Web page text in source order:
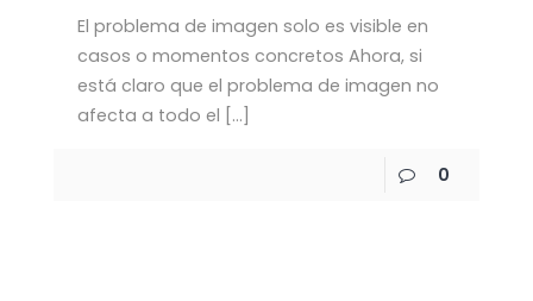
El problema de imagen solo es visible en
casos o momentos concretos Ahora, si
está claro que el problema de imagen no
afecta a todo el […]
0